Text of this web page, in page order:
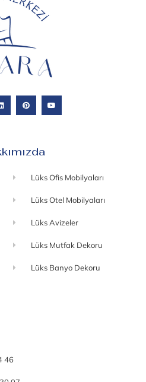
Lüks Ofis Mobilyaları
Lüks Otel Mobilyaları
Lüks Avizeler
Lüks Mutfak Dekoru
Lüks Banyo Dekoru
46